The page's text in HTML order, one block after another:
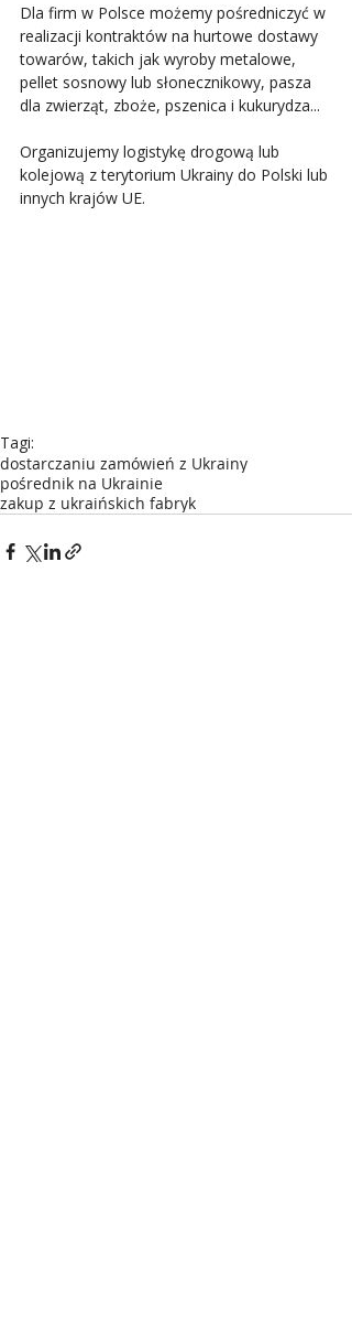
Dla firm w Polsce możemy pośredniczyć w
realizacji kontraktów na hurtowe dostawy
towarów, takich jak wyroby metalowe,
pellet sosnowy lub słonecznikowy, pasza
dla zwierząt, zboże, pszenica i kukurydza...
Organizujemy logistykę drogową lub
kolejową z terytorium Ukrainy do Polski lub
innych krajów UE.
Tagi:
dostarczaniu zamówień z Ukrainy
pośrednik na Ukrainie
zakup z ukraińskich fabryk